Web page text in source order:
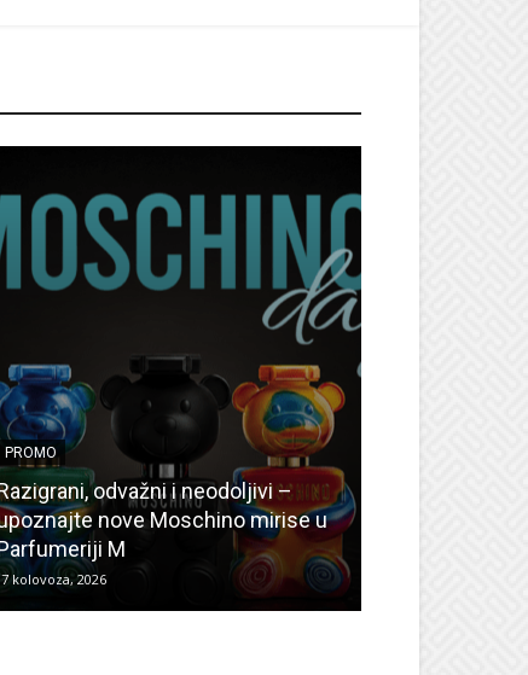
PROMO
odvažni i neodoljivi –
nove Moschino mirise u
M
7 kolovoza, 2026